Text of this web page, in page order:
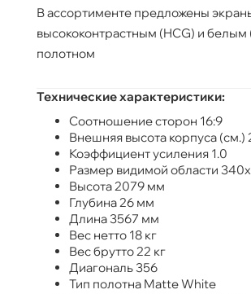
В ассортименте предложены
высококонтрастным (HCG) и белым
полотном
Технические характеристики:
Соотношение сторон 16:9
Внешняя высота корпуса (см.)
Коэффициент усиления 1.0
Размер видимой области
Высота 2079 мм
Глубина 26 мм
Длина 3567 мм
Вес нетто 18 кг
Вес брутто 22 кг
Диагональ 356
Тип полотна Matte White